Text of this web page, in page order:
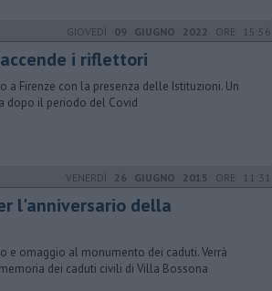
GIOVEDÌ 09 GIUGNO 2022 ORE 15:56
i riflettori
a Firenze con la presenza delle Istituzioni. Un
dopo il periodo del Covid
VENERDÌ 26 GIUGNO 2015 ORE 11:31
l'anniversario della
e omaggio al monumento dei caduti. Verrà
dei caduti civili di Villa Bossona